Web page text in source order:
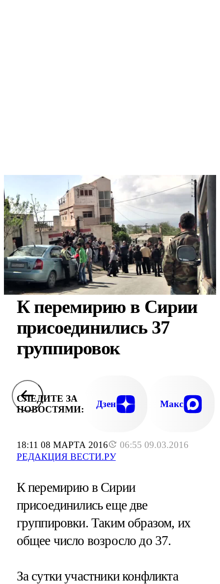
18:11 08 МАРТА 2016
06:55 09.03.2016
РЕДАКЦИЯ ВЕСТИ.РУ
К перемирию в Сирии
присоединились 37
группировок
СЛЕДИТЕ ЗА
НОВОСТЯМИ:
Дзен Макс
К перемирию в Сирии
присоединились еще две
группировки. Таким образом, их
общее число возросло до 37.
За сутки участники конфликта